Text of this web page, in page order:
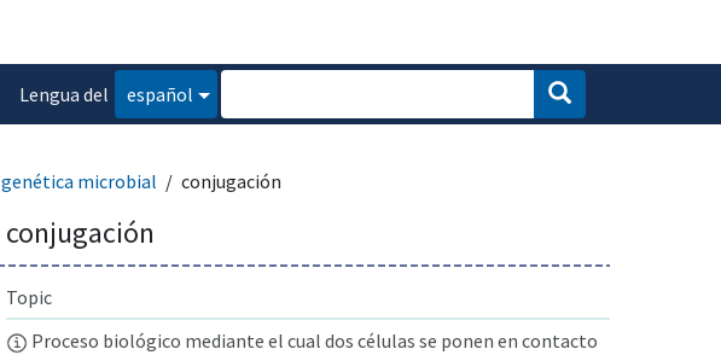
Lengua del
español
genética microbial conjugación
conjugación
Topic
Proceso biológico mediante el cual dos células se ponen en contacto